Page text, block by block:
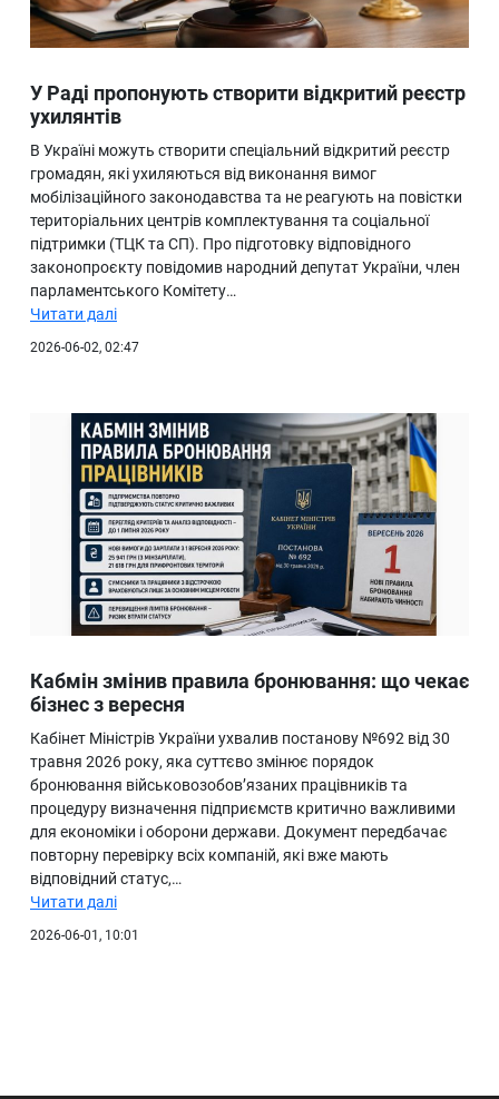
У Раді пропонують створити відкритий реєстр
ухилянтів
В Україні можуть створити спеціальний відкритий реєстр
громадян, які ухиляються від виконання вимог
мобілізаційного законодавства та не реагують на повістки
територіальних центрів комплектування та соціальної
підтримки (ТЦК та СП). Про підготовку відповідного
законопроєкту повідомив народний депутат України, член
парламентського Комітету…
Читати далі
2026-06-02, 02:47
Кабмін змінив правила бронювання: що чекає
бізнес з вересня
Кабінет Міністрів України ухвалив постанову №692 від 30
травня 2026 року, яка суттєво змінює порядок
бронювання військовозобов’язаних працівників та
процедуру визначення підприємств критично важливими
для економіки і оборони держави. Документ передбачає
повторну перевірку всіх компаній, які вже мають
відповідний статус,…
Читати далі
2026-06-01, 10:01